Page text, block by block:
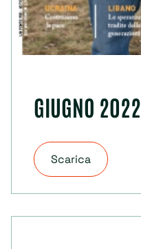
GIUGNO 2022
Scarica